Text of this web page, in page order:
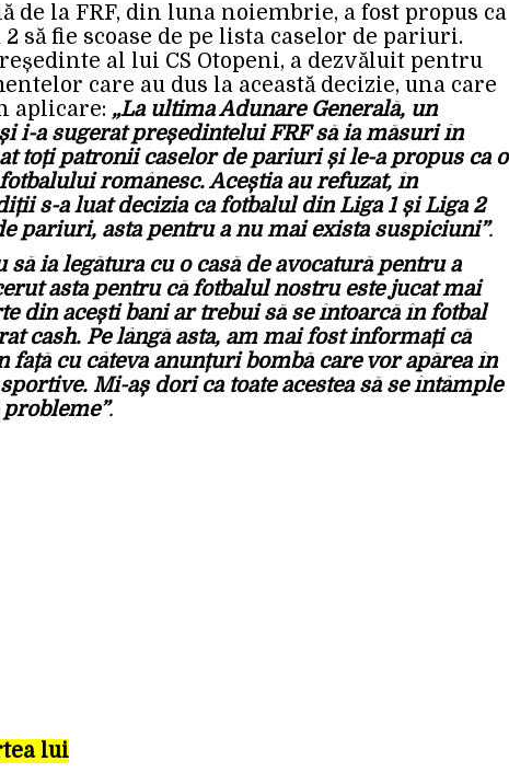
de la FRF, din luna noiembrie, a fost propus ca
să fie scoase de pe lista caselor de pariuri.
al lui CS Otopeni, a dezvăluit pentru
care au dus la această decizie, una care
aplicare: „La ultima Adunare Generală, un
i-a sugerat președintelui FRF să ia măsuri în
toți patronii caselor de pariuri și le-a propus ca o
românesc. Aceștia au refuzat, în
s-a luat decizia ca fotbalul din Liga 1 și Liga 2
pariuri, asta pentru a nu mai exista suspiciuni”.
ia legătura cu o casă de avocatură pentru a
asta pentru că fotbalul nostru este jucat mai
din acești bani ar trebui să se întoarcă în fotbal
cash. Pe lângă asta, am mai fost informați că
față cu câteva anunțuri bombă care vor apărea în
Mi-aș dori ca toate acestea să se întâmple
probleme”.
lui